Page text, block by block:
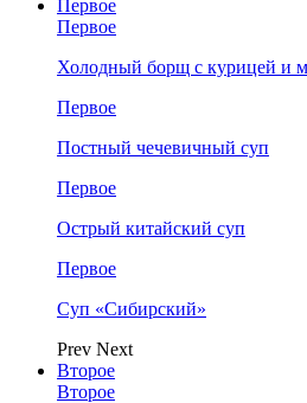
Первое
Первое
Холодный борщ с курицей и
Первое
Постный чечевичный суп
Первое
Острый китайский суп
Первое
Суп «Сибирский»
Prev Next
Второе
Второе